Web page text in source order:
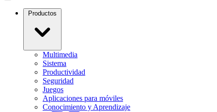
Productos
Multimedia
Sistema
Productividad
Seguridad
Juegos
Aplicaciones para móviles
Conocimiento y Aprendizaje